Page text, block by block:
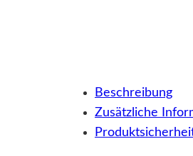
Beschreibung
Zusätzliche